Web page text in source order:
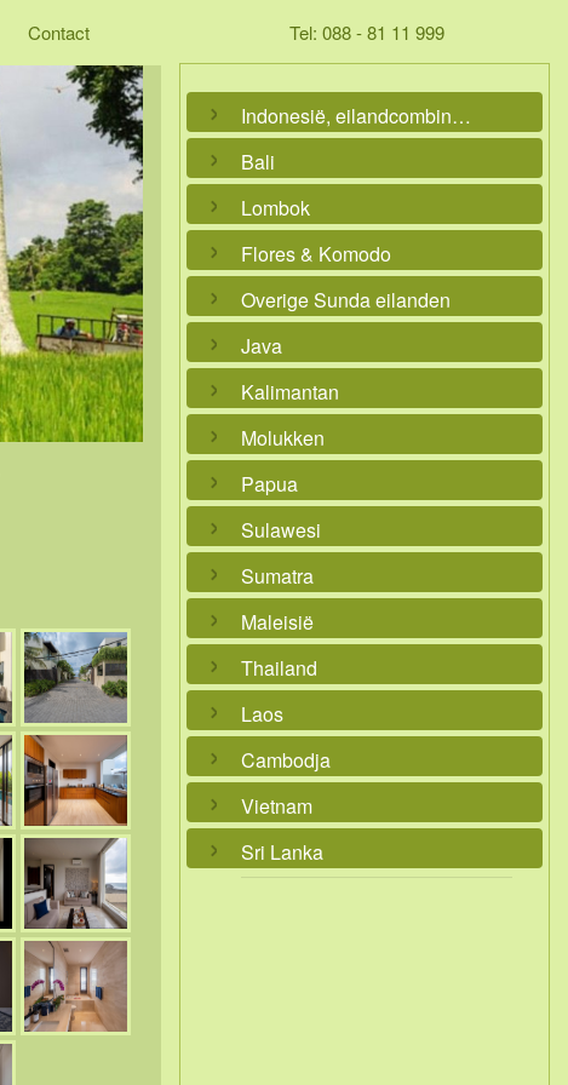
Contact Tel: 088 - 81 11 999
Indonesië, eilandcombinaties
Bali
Lombok
Flores & Komodo
Overige Sunda eilanden
Java
Kalimantan
Molukken
Papua
Sulawesi
Sumatra
Maleisië
Thailand
Laos
Cambodja
Vietnam
Sri Lanka